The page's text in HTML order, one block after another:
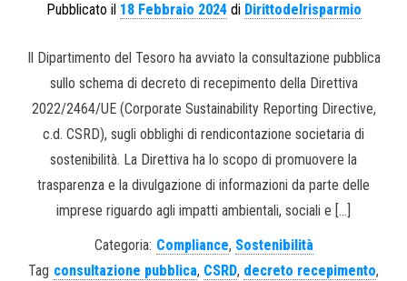
Pubblicato il 18 Febbraio 2024di Dirittodelrisparmio
Il Dipartimento del Tesoro ha avviato la consultazione pubblica
sullo schema di decreto di recepimento della Direttiva
2022/2464/UE (Corporate Sustainability Reporting Directive,
c.d. CSRD), sugli obblighi di rendicontazione societaria di
sostenibilità. La Direttiva ha lo scopo di promuovere la
trasparenza e la divulgazione di informazioni da parte delle
imprese riguardo agli impatti ambientali, sociali e […]
Categoria: Compliance, Sostenibilità
Tag consultazione pubblica, CSRD, decreto recepimento,